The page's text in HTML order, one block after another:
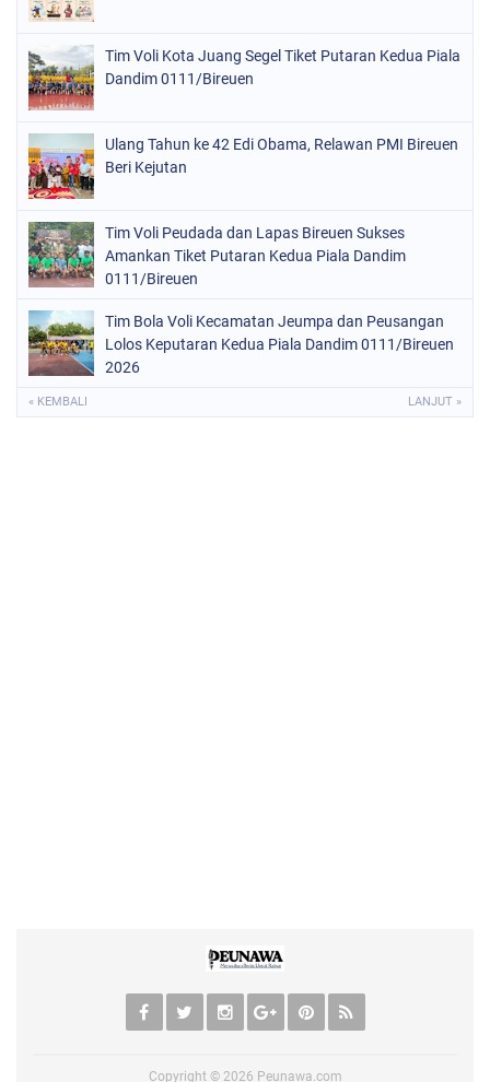
Tim Voli Kota Juang Segel Tiket Putaran Kedua Piala
Dandim 0111/Bireuen
Ulang Tahun ke 42 Edi Obama, Relawan PMI Bireuen
Beri Kejutan
Tim Voli Peudada dan Lapas Bireuen Sukses
Amankan Tiket Putaran Kedua Piala Dandim
0111/Bireuen
Tim Bola Voli Kecamatan Jeumpa dan Peusangan
Lolos Keputaran Kedua Piala Dandim 0111/Bireuen
2026
« KEMBALI LANJUT »
Copyright © 2026 Peunawa.com